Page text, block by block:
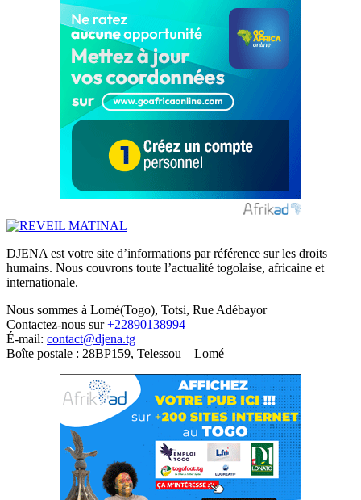
DJENA est votre site d’informations par référence sur les droits
humains. Nous couvrons toute l’actualité togolaise, africaine et
internationale.
Nous sommes à Lomé(Togo), Totsi, Rue Adébayor
Contactez-nous sur+22890138994
É-mail: contact@djena.tg
Boîte postale : 28BP159, Telessou – Lomé